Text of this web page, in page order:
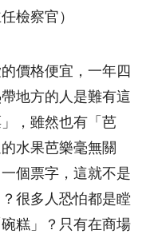
檢察官）
價格便宜，一年四
地方的人是難有這
，雖然也有「芭
水果芭樂毫無關
個票字，這就不是
很多人恐怕都是瞠
糕」？只有在商場